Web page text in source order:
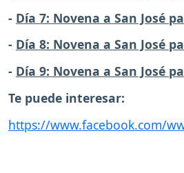
- Día 7: Novena a San José
- Día 8: Novena a San José
- Día 9: Novena a San José
Te puede interesar:
https://www.facebook.com/